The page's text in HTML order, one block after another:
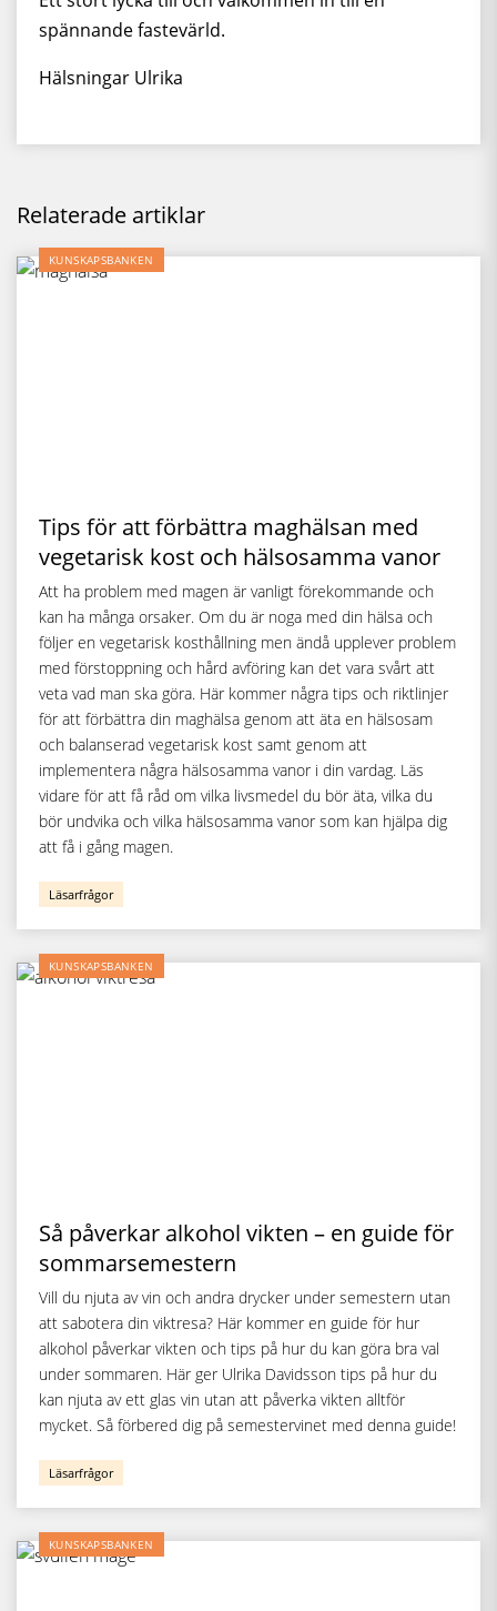
spännande fastevärld.
Hälsningar Ulrika
Relaterade artiklar
KUNSKAPSBANKEN
Tips för att förbättra maghälsan med
vegetarisk kost och hälsosamma vanor
Att ha problem med magen är vanligt förekommande och
kan ha många orsaker. Om du är noga med din hälsa och
följer en vegetarisk kosthållning men ändå upplever problem
med förstoppning och hård avföring kan det vara svårt att
veta vad man ska göra. Här kommer några tips och riktlinjer
för att förbättra din maghälsa genom att äta en hälsosam
och balanserad vegetarisk kost samt genom att
implementera några hälsosamma vanor i din vardag. Läs
vidare för att få råd om vilka livsmedel du bör äta, vilka du
bör undvika och vilka hälsosamma vanor som kan hjälpa dig
att få i gång magen.
Läsarfrågor
KUNSKAPSBANKEN
Så påverkar alkohol vikten – en guide för
sommarsemestern
Vill du njuta av vin och andra drycker under semestern utan
att sabotera din viktresa? Här kommer en guide för hur
alkohol påverkar vikten och tips på hur du kan göra bra val
under sommaren. Här ger Ulrika Davidsson tips på hur du
kan njuta av ett glas vin utan att påverka vikten alltför
mycket. Så förbered dig på semestervinet med denna guide!
Läsarfrågor
KUNSKAPSBANKEN